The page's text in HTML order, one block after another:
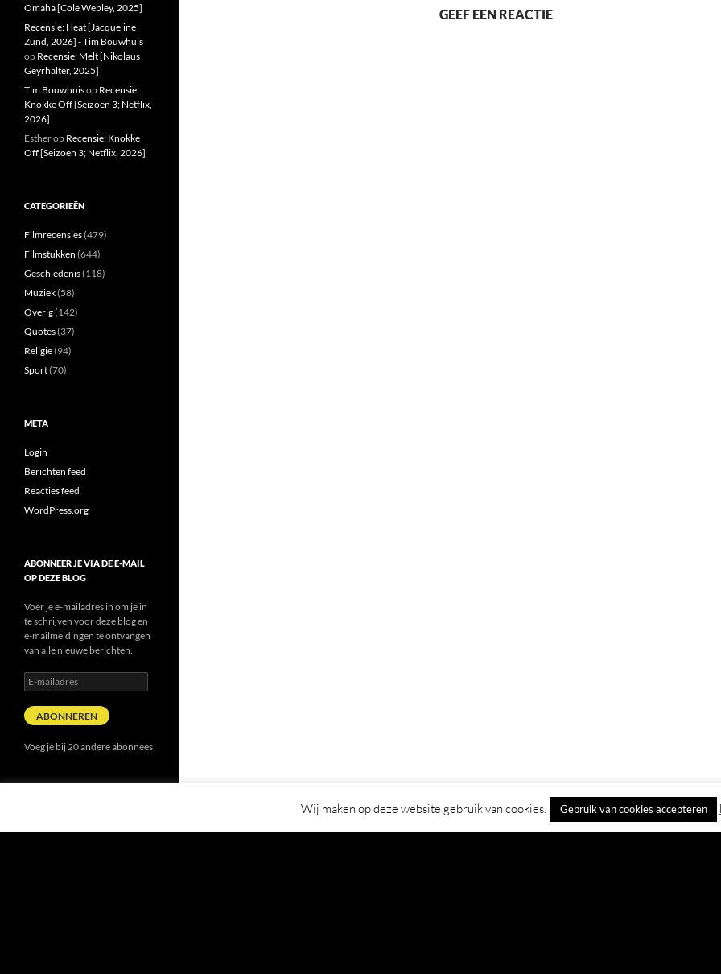
GEEF EEN REACTIE
Omaha [Cole Webley, 2025]
Recensie: Heat [Jacqueline
Zünd, 2026] - Tim Bouwhuis
op Recensie: Melt [Nikolaus
Geyrhalter, 2025]
Tim Bouwhuisop Recensie:
Knokke Off [Seizoen 3; Netflix,
2026]
Estherop Recensie: Knokke
Off [Seizoen 3; Netflix, 2026]
CATEGORIEËN
Filmrecensies(479)
Filmstukken (644)
Geschiedenis(118)
Muziek(58)
Overig(142)
Quotes(37)
Religie(94)
Sport(70)
META
Login
Berichten feed
Reacties feed
WordPress.org
ABONNEER JE VIA DE E-MAIL
OP DEZE BLOG
Voer je e-mailadres in om je in
te schrijven voor deze blog en
e-mailmeldingen te ontvangen
van alle nieuwe berichten.
E-
mailadres
ABONNEREN
Voeg je bij 20 andere abonnees
Wij maken op deze website gebruik van cookies. Gebruik van cookies accepteren